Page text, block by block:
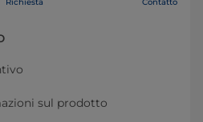
Richiesta Contatto
sul prodotto